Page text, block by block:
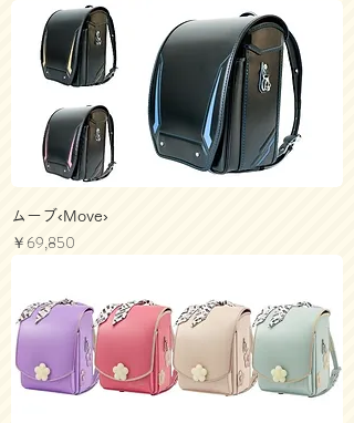
ムーブ‹Move›
価格
￥69,850